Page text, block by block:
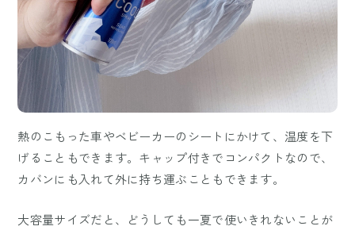
熱のこもった車やベビーカーのシートにかけて、温度を下
げることもできます。キャップ付きでコンパクトなので、
カバンにも入れて外に持ち運ぶこともできます。
大容量サイズだと、どうしても一夏で使いきれないことが